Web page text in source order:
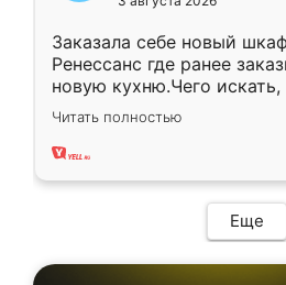
Заказала себе новый
Ренессанс где ранее
новую кухню.Чего
вполне довольна. Служит
два года, нареканий нет.
Читать полностью
Еще